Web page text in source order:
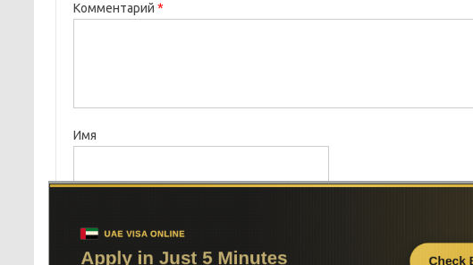
Комментарий*
Имя